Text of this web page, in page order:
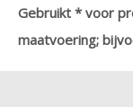
Gebruikt * voor
maatvoering;